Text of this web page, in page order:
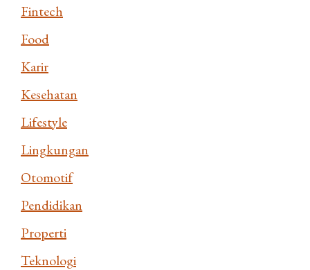
Fintech
Food
Karir
Kesehatan
Lifestyle
Lingkungan
Otomotif
Pendidikan
Properti
Teknologi